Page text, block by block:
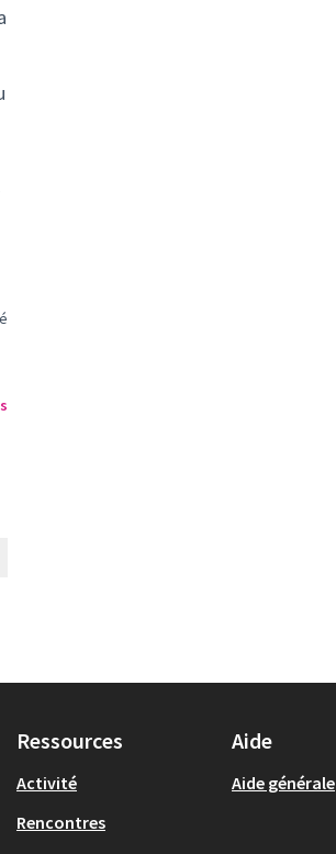
la catégorie : Prévention & santé
Ressources
Activité
Rencontres
Aide
Aide générale